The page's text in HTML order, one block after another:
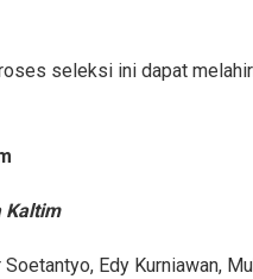
seleksi ini dapat
Kaltim
Edy Kurniawan,